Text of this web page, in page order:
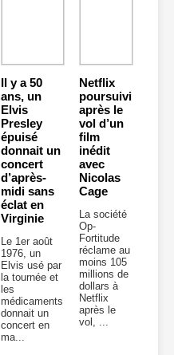
Il y a 50
ans, un
Elvis
Presley
épuisé
donnait un
concert
d’après-
midi sans
éclat en
Virginie
Le 1er août
1976, un
Elvis usé par
la tournée et
les
médicaments
donnait un
concert en
ma...
Netflix
poursuivi
après le
vol d’un
film
inédit
avec
Nicolas
Cage
La société
Op-
Fortitude
réclame au
moins 105
millions de
dollars à
Netflix
après le
vol, ...